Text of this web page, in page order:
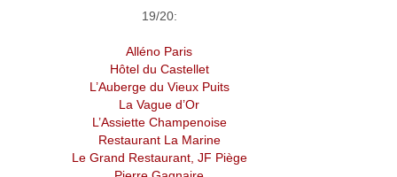
19/20:
Alléno Paris
Hôtel du Castellet
L’Auberge du Vieux Puits
La Vague d’Or
L’Assiette Champenoise
Restaurant La Marine
Le Grand Restaurant, JF Piège